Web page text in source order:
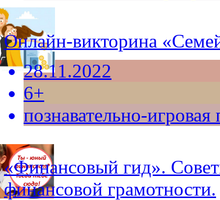
Онлайн-викторина
28.11.2022
6+
познавательно-
«Финансовый гид».
финансовой грамотности.